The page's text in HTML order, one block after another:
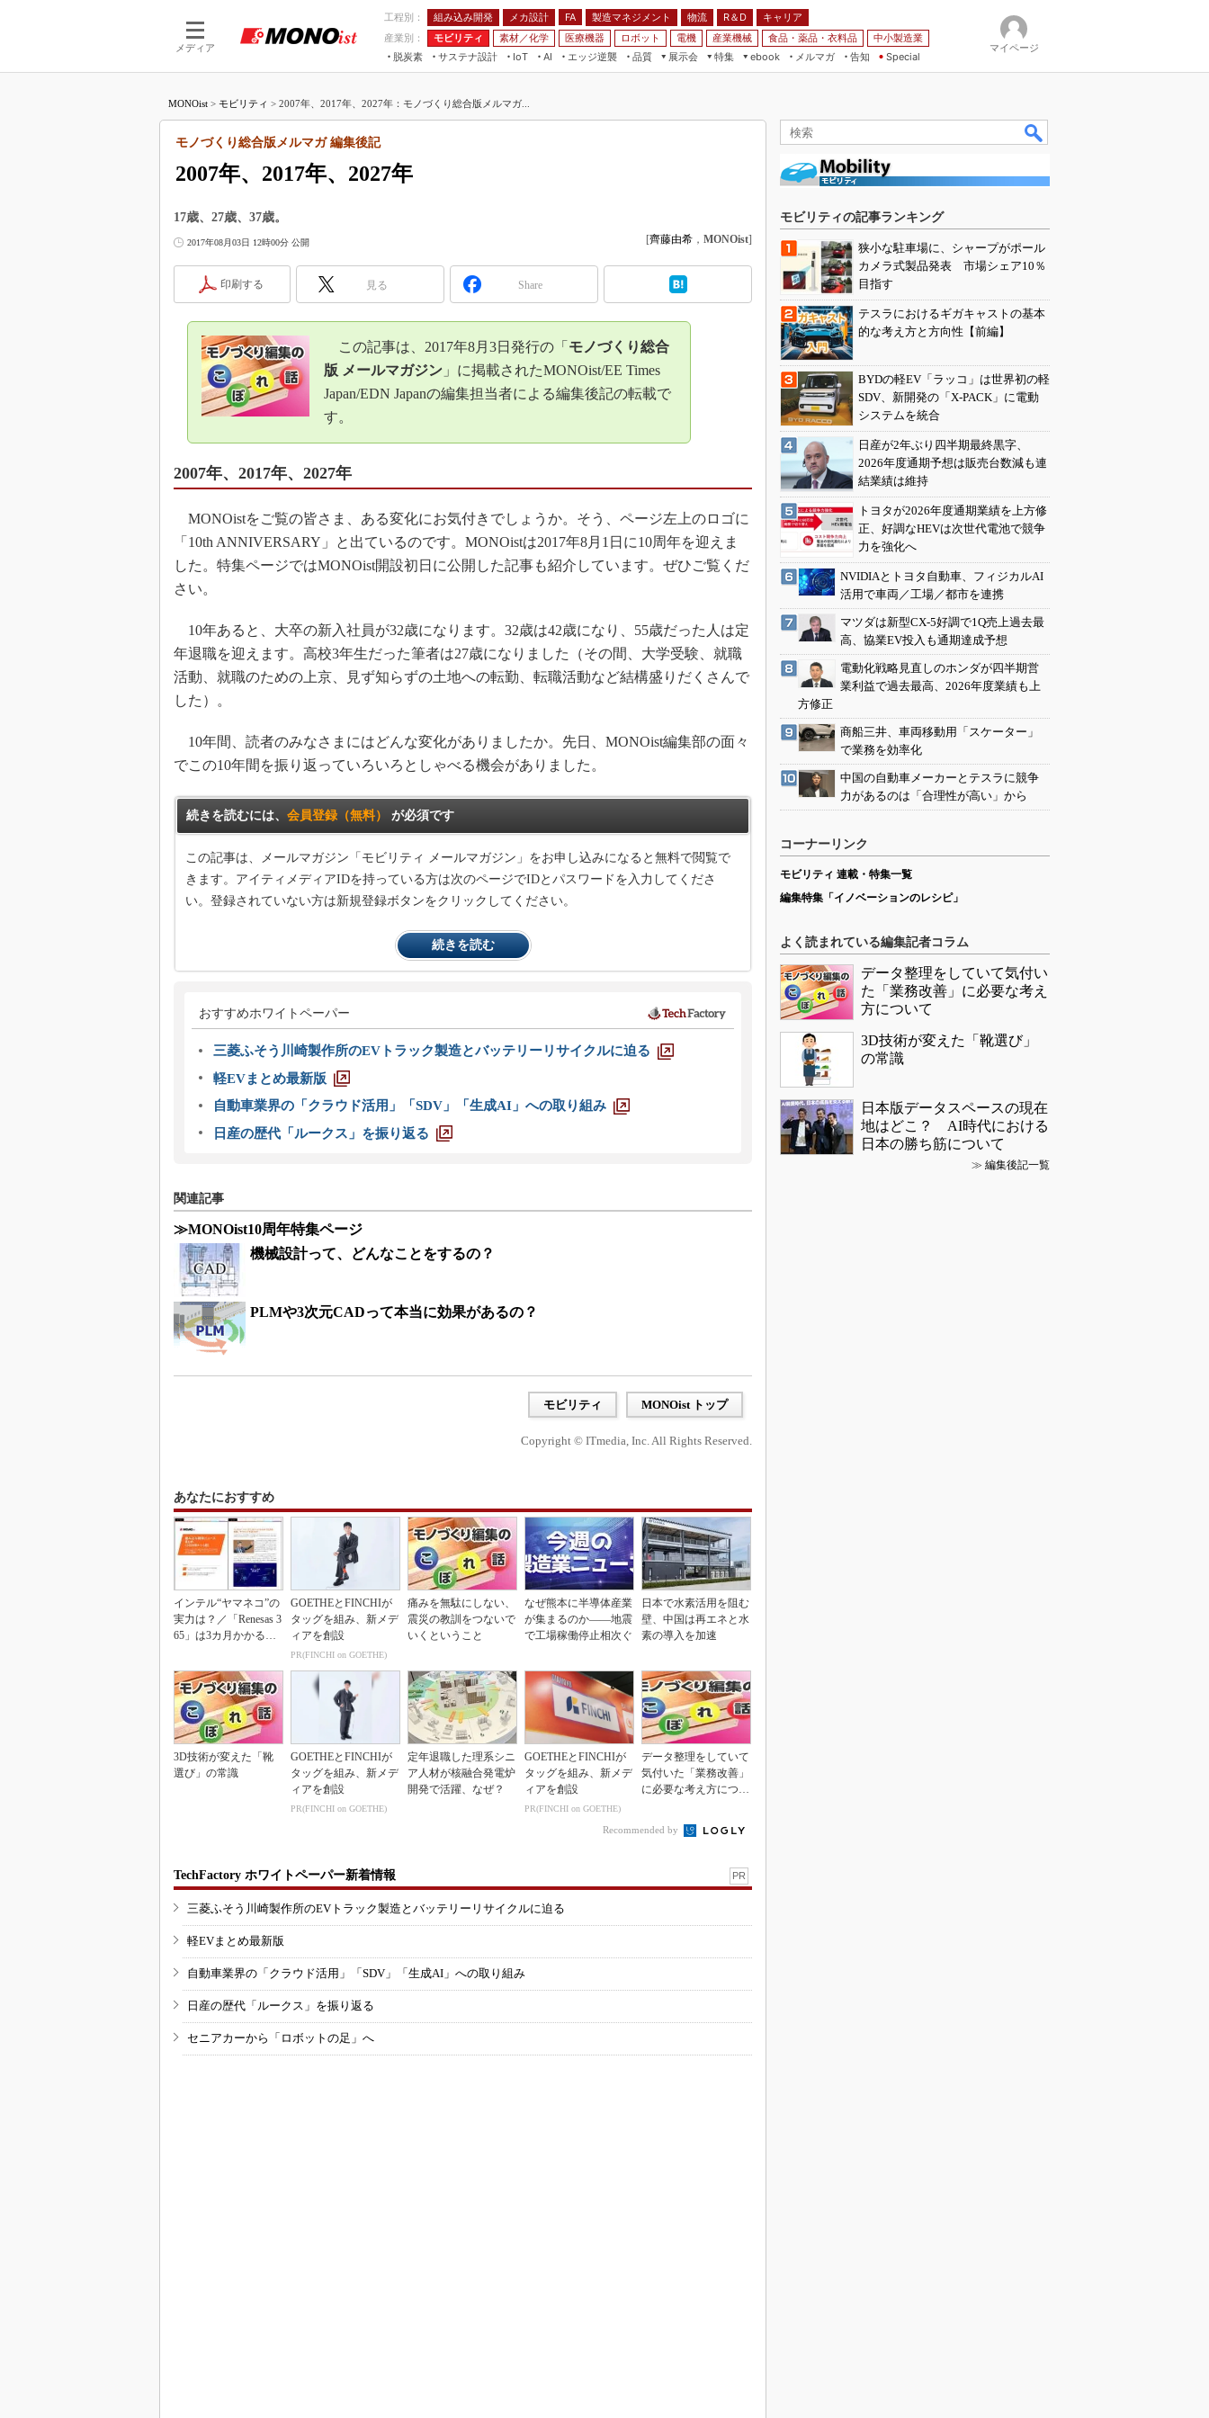
メディア
工程別： 組み込み開発 メカ設計 FA 製造マネジメント 物流 R＆D
キャリア
産業別：
モビリティ 素材／化学 医療機器 ロボット 電機 産業機械 食品・薬品・衣料品
中小製造業
脱炭素
サステナ設計
IoT
つながる工場
つながるサービス
AI
AI×設備保全
Physical AI
エッジ逆襲 品質
展示会
JIMTOF
人テク展
EdgeTech+
日本ものづくりワールド
AUTOMOTIVE WORLD
特集
組み込みモデリング
Windows Embedded
車載ソフト開発
ISO26262
無償設計ツール
インダストリー4.0
イノベーション
製造業ビッグデータ
メイドインジャパン
知財マネジメント
海外生産
グローバル設計・開発
新型コロナへの対応
ebook
メルマガ
告知 Special
マイページ
MONOist > モビリティ > 2007年、2017年、2027年：モノづくり総合版メルマガ...
2007年、2017年、2027年
モノづくり総合版メルマガ 編集後記
17歳、27歳、37歳。
2017年08月03日 12時00分 公開 [齊藤由希 ， MONOist]
印刷する 見る Share
この記事は、2017年8月3日発行の「 モノづくり総合
版 メールマガジン 」に掲載されたMONOist/EE Times
Japan/EDN Japanの編集担当者による編集後記の転載で
す。
2007年、2017年、2027年
MONOistをご覧の皆さま、ある変化にお気付きでしょうか。そう、ページ左上のロゴに
「10th ANNIVERSARY」と出ているのです。MONOistは2017年8月1日に10周年を迎えま
した。特集ページではMONOist開設初日に公開した記事も紹介しています。ぜひご覧くだ
さい。
10年あると、大卒の新入社員が32歳になります。32歳は42歳になり、55歳だった人は定
年退職を迎えます。高校3年生だった筆者は27歳になりました（その間、大学受験、就職
活動、就職のための上京、見ず知らずの土地への転勤、転職活動など結構盛りだくさんで
した）。
10年間、読者のみなさまにはどんな変化がありましたか。先日、MONOist編集部の面々
でこの10年間を振り返っていろいろとしゃべる機会がありました。
続きを読むには、 会員登録（無料） が必須です
この記事は、メールマガジン「モビリティ メールマガジン」をお申し込みになると無料で閲覧で
きます。アイティメディアIDを持っている方は次のページでIDとパスワードを入力してくださ
い。登録されていない方は新規登録ボタンをクリックしてください。
続きを読む
おすすめホワイトペーパー
三菱ふそう川崎製作所のEVトラック製造とバッテリーリサイクルに迫る
軽EVまとめ最新版
自動車業界の「クラウド活用」「SDV」「生成AI」への取り組み
日産の歴代「ルークス」を振り返る
関連記事
≫MONOist10周年特集ページ
機械設計って、どんなことをするの？
PLMや3次元CADって本当に効果があるの？
モビリティ MONOist トップ
Copyright © ITmedia, Inc. All Rights Reserved.
あなたにおすすめ
インテル“ヤマネコ”の
実力は？／「Renesas 3
65」は3カ月かかる作
GOETHEとFINCHIが
タッグを組み、新メデ
ィアを創設
PR(FINCHI on GOETHE)
痛みを無駄にしない、
震災の教訓をつないで
いくということ
なぜ熊本に半導体産業
が集まるのか――地震
で工場稼働停止相次ぐ
日本で水素活用を阻む
壁、中国は再エネと水
素の導入を加速
3D技術が変えた「靴
選び」の常識
GOETHEとFINCHIが
タッグを組み、新メデ
ィアを創設
PR(FINCHI on GOETHE)
定年退職した理系シニ
ア人材が核融合発電炉
開発で活躍、なぜ？
GOETHEとFINCHIが
タッグを組み、新メデ
ィアを創設
PR(FINCHI on GOETHE)
データ整理をしていて
気付いた「業務改善」
に必要な考え方につい
Recommended by
TechFactory ホワイトペーパー新着情報 PR
三菱ふそう川崎製作所のEVトラック製造とバッテリーリサイクルに迫る
軽EVまとめ最新版
自動車業界の「クラウド活用」「SDV」「生成AI」への取り組み
日産の歴代「ルークス」を振り返る
セニアカーから「ロボットの足」へ
モビリティの記事ランキング
狭小な駐車場に、シャープがポール
カメラ式製品発表 市場シェア10％
目指す
テスラにおけるギガキャストの基本
的な考え方と方向性【前編】
BYDの軽EV「ラッコ」は世界初の軽
SDV、新開発の「X-PACK」に電動
システムを統合
日産が2年ぶり四半期最終黒字、
2026年度通期予想は販売台数減も連
結業績は維持
トヨタが2026年度通期業績を上方修
正、好調なHEVは次世代電池で競争
力を強化へ
NVIDIAとトヨタ自動車、フィジカルAI
活用で車両／工場／都市を連携
マツダは新型CX-5好調で1Q売上過去最
高、協業EV投入も通期達成予想
電動化戦略見直しのホンダが四半期営
業利益で過去最高、2026年度業績も上
方修正
商船三井、車両移動用「スケーター」
で業務を効率化
中国の自動車メーカーとテスラに競争
力があるのは「合理性が高い」から
コーナーリンク
モビリティ 連載・特集一覧
編集特集「イノベーションのレシピ」
よく読まれている編集記者コラム
データ整理をしていて気付い
た「業務改善」に必要な考え
方について
3D技術が変えた「靴選び」
の常識
日本版データスペースの現在
地はどこ？ AI時代における
日本の勝ち筋について
≫ 編集後記一覧